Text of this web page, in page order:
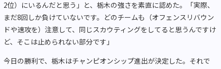
2位）にいるんだと思う」と、栃木の強さを素直に認めた。「実際、
まだ8回しか負けていないです。どのチームも（オフェンスリバウン
ドや速攻を）注意して、同じスカウティングをしてると思うんですけ
ど、そこは止められない部分です」
今日の勝利で、栃木はチャンピオンシップ進出が決定した。それで